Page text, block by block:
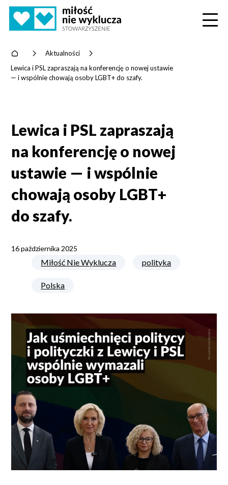
Home > Aktualności
>
Lewica i PSL zapraszają na konferencję o nowej ustawie
— i wspólnie chowają osoby LGBT+ do szafy.
Lewica i PSL zapraszają
na konferencję o nowej
ustawie — i wspólnie
chowają osoby LGBT+
do szafy.
16 października 2025
Miłość Nie Wyklucza polityka
Polska